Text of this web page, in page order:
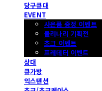
당구큐대
EVENT
사은품 증정 이벤트
몰리나리 기획전
초크 이벤트
프레데터 이벤트
상대
큐가방
익스텐션